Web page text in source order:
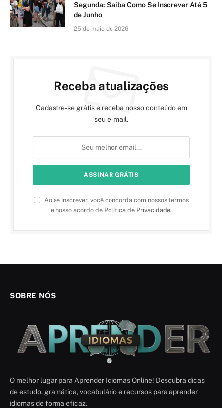
Segunda: Saiba Como Se Inscrever Até 5
de Junho
25 de maio de 2026
Receba atualizações
Cadastre-se grátis e receba nosso conteúdo em
seu e-mail.
Ao se inscrever, você concorda com nossos termos
e nosso acordo de Política de Privacidade.
SOBRE NÓS
O melhor lugar para Aprender Idiomas Online! Descubra dicas
de estudo, gramática, vocabulário e recursos para aprender
idiomas de forma eficaz.